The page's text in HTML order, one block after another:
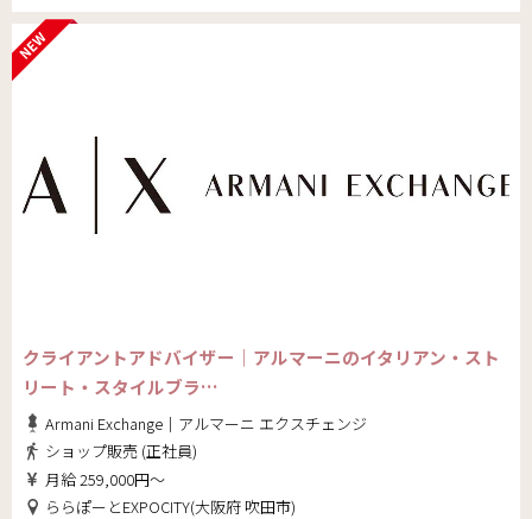
クライアントアドバイザー｜アルマーニのイタリアン・スト
リート・スタイルブラ…
Armani Exchange｜アルマーニ エクスチェンジ
ショップ販売 (正社員)
月給 259,000円～
ららぽーとEXPOCITY(大阪府 吹田市)